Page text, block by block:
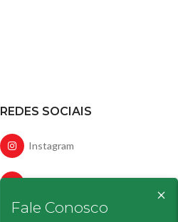
×
Fale Conosco
REDES SOCIAIS
Instagram